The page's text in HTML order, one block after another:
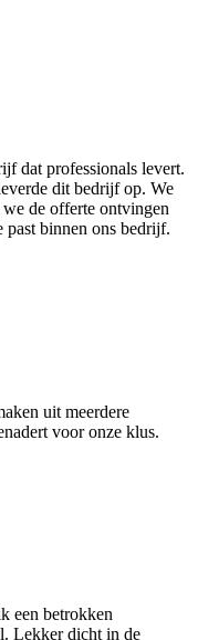
dat professionals levert.
dit bedrijf op. We
de offerte ontvingen
past binnen ons bedrijf.
uit meerdere
voor onze klus.
een betrokken
Lekker dicht in de